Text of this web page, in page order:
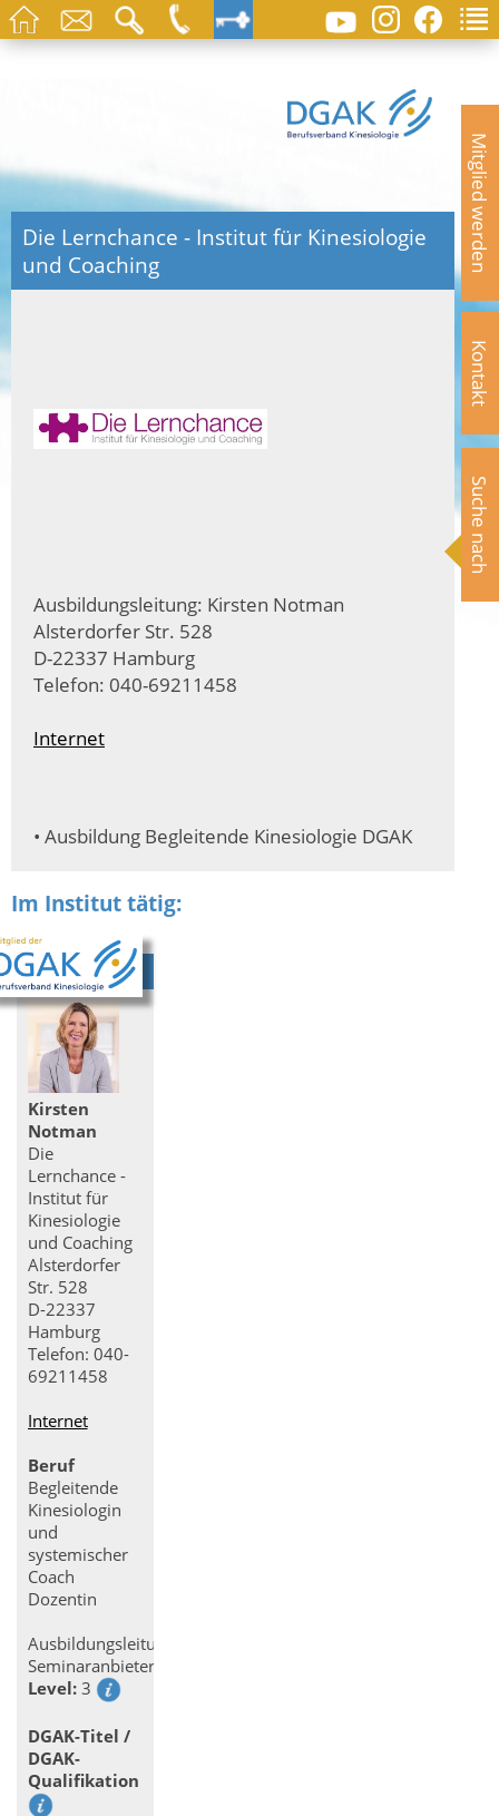
Mitglied werden
Kontakt
Suche nach
Die Lernchance - Institut für Kinesiologie
und Coaching
Ausbildungsleitung: Kirsten Notman
Alsterdorfer Str. 528
D-22337 Hamburg
Telefon: 040-69211458
Internet
• Ausbildung Begleitende Kinesiologie DGAK
Im Institut tätig:
Kirsten
Notman
Die
Lernchance -
Institut für
Kinesiologie
und Coaching
Alsterdorfer
Str. 528
D-22337
Hamburg
Telefon: 040-
69211458
Internet
Beruf
Begleitende
Kinesiologin
und
systemischer
Coach
Dozentin
Ausbildungsleitung
Seminaranbieter
Level:3
DGAK-Titel /
DGAK-
Qualifikation